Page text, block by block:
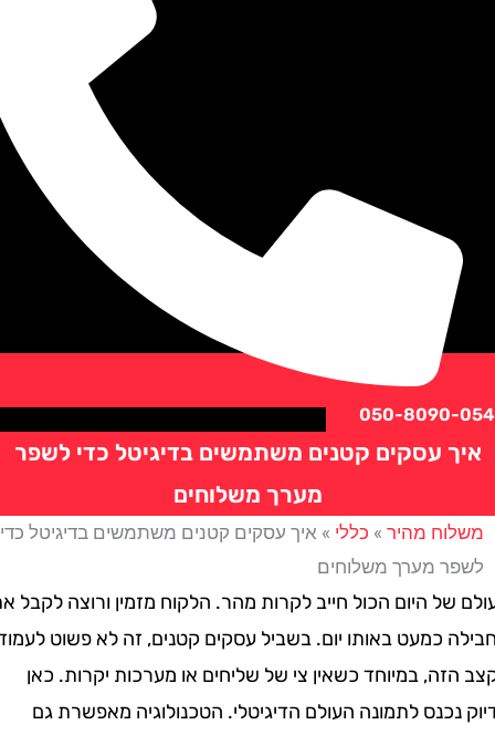
050-
עסקים קטנים משתמשים בדיגיטל כדי לשפר
מערך משלוחים
מהיר »כללי »איך עסקים קטנים משתמשים בדיגיטל כדי
מערך משלוחים
היום הכול חייב לקרות מהר. הלקוח מזמין ורוצה לקבל את
כמעט באותו יום. בשביל עסקים קטנים, זה לא פשוט לעמוד
במיוחד כשאין צי של שליחים או מערכות יקרות. כאן
לתמונה העולם הדיגיטלי. הטכנולוגיה מאפשרת גם